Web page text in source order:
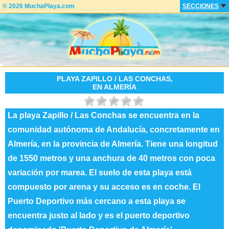
© 2026 MuchaPlaya.com SECCIONES
PLAYA ZAPILLO / LAS CONCHAS,
EN ALMERÍA
La playa Zapillo / Las Conchas se encuentra en la
comunidad autónoma de Andalucía, concretamente en
Almería, en la provincia de Almería. Tiene una longitud
de 1550 metros y una anchura de 40 metros con poca
variación por marea. El suelo de esta playa está
compuesto por arena y su acceso es en coche. El
Puerto Deportivo más cercano a esta playa se
encuentra justo al lado y es el puerto deportivo